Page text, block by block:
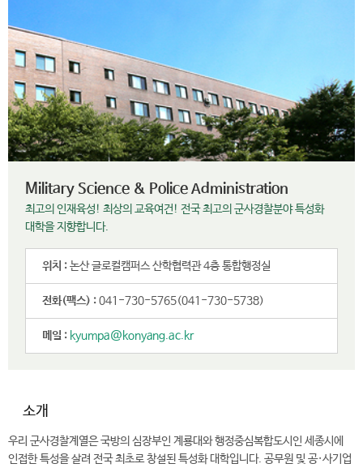
Military Science & Police Administration
최고의 인재육성! 최상의 교육여건! 전국 최고의 군사경찰분야 특성화
대학을 지향합니다.
위치 :논산 글로컬캠퍼스 산학협력관 4층 통합행정실
전화(팩스) :041-730-5765(041-730-5738)
메일 : kyumpa@konyang.ac.kr
소개
우리 군사경찰계열은 국방의 심장부인 계룡대와 행정중심복합도시인 세종시에
인접한 특성을 살려 전국 최초로 창설된 특성화 대학입니다. 공무원 및 공·사기업